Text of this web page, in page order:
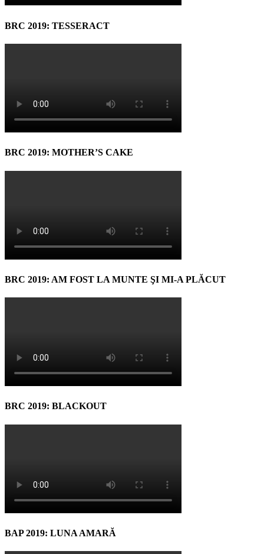
BRC 2019: TESSERACT
BRC 2019: MOTHER’S CAKE
BRC 2019: AM FOST LA MUNTE ŞI MI-A PLĂCUT
BRC 2019: BLACKOUT
BAP 2019: LUNA AMARĂ